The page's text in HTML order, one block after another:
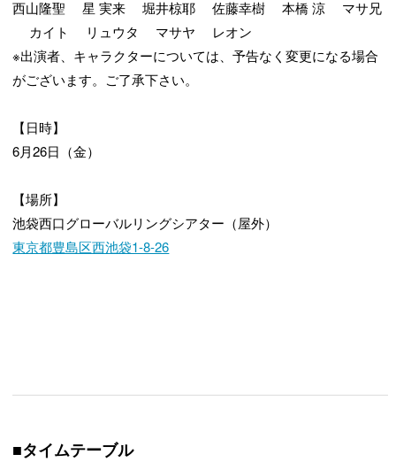
西山隆聖 星 実来 堀井椋耶 佐藤幸樹 本橋 涼 マサ兄
カイト リュウタ マサヤ レオン
※出演者、キャラクターについては、予告なく変更になる場合
がございます。ご了承下さい。
【日時】
6月26日（金）
【場所】
池袋西口グローバルリングシアター（屋外）
東京都豊島区西池袋1-8-26
■タイムテーブル